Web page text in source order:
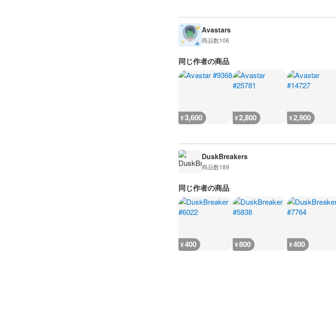
Avastars
商品数106
同じ作者の商品
¥3,600 ¥2,800 ¥2,900
DuskBreakers
商品数189
同じ作者の商品
¥400 ¥800 ¥400